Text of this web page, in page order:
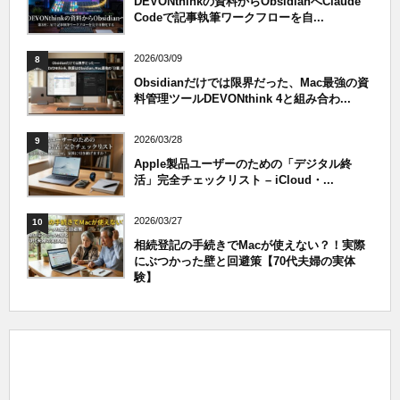
Codeで記事執筆ワークフローを自...
8 2026/03/09
Obsidianだけでは限界だった、Mac最強の資
料管理ツールDEVONthink 4と組み合わ...
9 2026/03/28
Apple製品ユーザーのための「デジタル終
活」完全チェックリスト – iCloud・...
10 2026/03/27
相続登記の手続きでMacが使えない？！実際
にぶつかった壁と回避策【70代夫婦の実体
験】